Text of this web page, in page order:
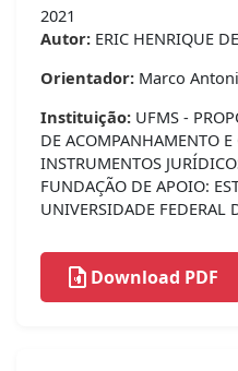
2021
Autor:ERIC HENRIQUE
Orientador:Marco
Instituição:UFMS -
DE ACOMPANHAMENTO E
INSTRUMENTOS
FUNDAÇÃO DE APOIO:
UNIVERSIDADE FEDERAL
Download PDF